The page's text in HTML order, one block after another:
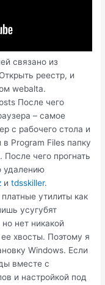
связано из
реестр, и
webalta.
После чего
– самое
с рабочего стола и
в Program Files папку
чего прогнать
удалению
иtdsskiller.
утилиты как
усугубят
нет никакой
хвосты. Поэтому я
Windows. Если
вместе с
и настройкой под